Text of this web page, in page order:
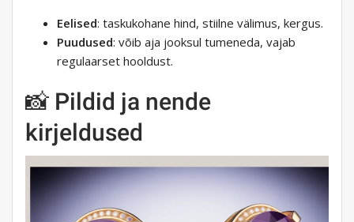
Eelised: taskukohane hind, stiilne välimus, kergus.
Puudused: võib aja jooksul tumeneda, vajab
regulaarset hooldust.
📸 Pildid ja nende
kirjeldused